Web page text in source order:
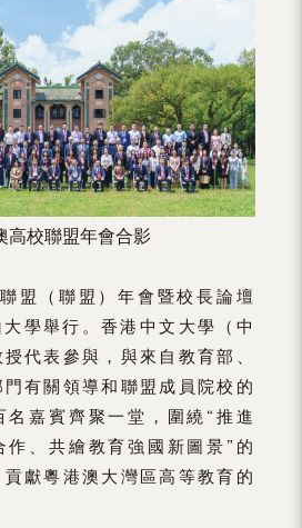
高校聯盟年會合影
盟（聯盟）年會暨校長論壇
學舉行。香港中文大學（中
代表參與，與來自教育部、
有關領導和聯盟成員院校的
名嘉賓齊聚一堂，圍繞“推進
作、共繪教育強國新圖景”的
獻粵港澳大灣區高等教育的